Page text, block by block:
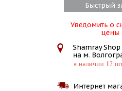
Быстрый
Уведомить о
цены
Shamray Shop
на м.
в наличии 12
Интернет